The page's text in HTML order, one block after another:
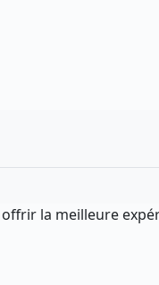
la meilleure